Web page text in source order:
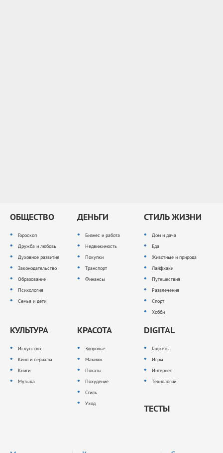
ОБЩЕСТВО
Гороскоп
Дружба и любовь
Духовное развитие
Законодательство
Образование
Психология
Семья и дети
ДЕНЬГИ
Бизнес и работа
Недвижимость
Покупки
Транспорт
Финансы
СТИЛЬ ЖИЗНИ
Дом и дача
Еда
Животные и природа
Лайфхаки
Путешествия
Развлечения
Спорт
Хобби
КУЛЬТУРА
Искусство
Кино и сериалы
Книги
Музыка
КРАСОТА
Здоровье
Макияж
Показы
Похудение
Стиль
Уход
DIGITAL
Гаджеты
Игры
Интернет
Технологии
ТЕСТЫ